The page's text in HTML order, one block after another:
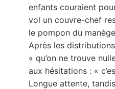
enfants couraient
vol un couvre-chef
le pompon du
Après les
« qu’on ne trouve
aux hésitations : «
Longue attente,